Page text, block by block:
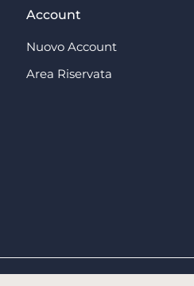
Account
Nuovo Account
Area Riservata